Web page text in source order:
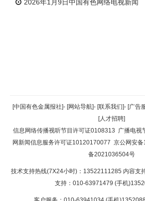
2026年1月9日中国有色网络电视新闻
返回顶部
返回首页
[中国有色金属报社]- [网站导航]- [联系我们]- [广告
[人才招聘]
信息网络传播视听节目许可证0108313 广播电视
网新闻信息服务许可证10120170077 京公网安
备2021036504号
技术支持热线(7X24小时)：13522111285 内容支
支持：010-63971479 (手机